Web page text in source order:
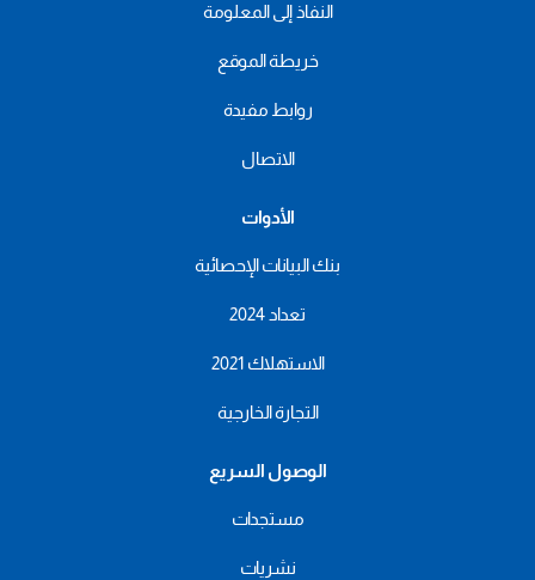
النفاذ إلى المعلومة
خريطة الموقع
روابط مفيدة
الاتصال
الأدوات
بنك البيانات الإحصائية
تعداد 2024
الاستهلاك 2021
التجارة الخارجية
الوصول السريع
مستجدات
نشريات